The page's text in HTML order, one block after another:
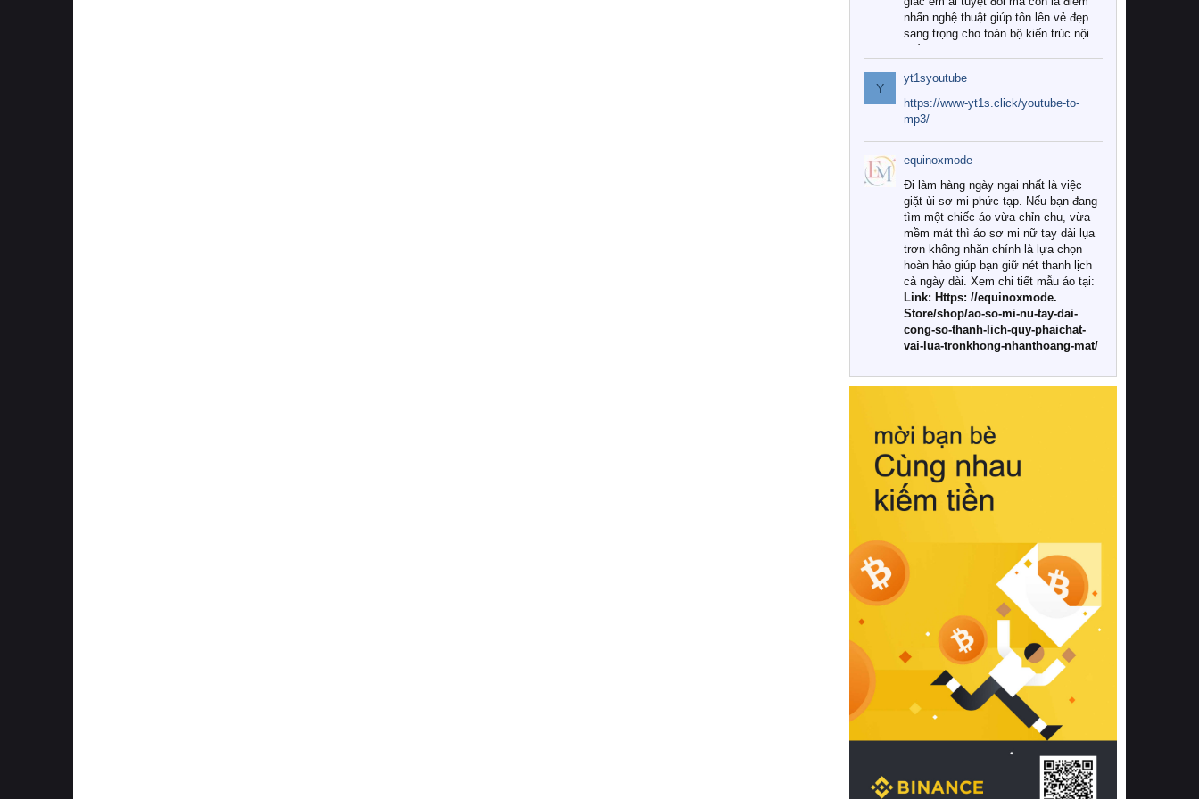
nhấn nghệ thuật giúp tôn lên vẻ đẹp
sang trọng cho toàn bộ kiến trúc nội
Tuy nhiên, giữa thị trường đa dạng
với vô vàn thương hiệu và mẫu mã
như hiện nay, làm thế nào để chọn
được những bộ chăn ga gối đệm cao
cấp thực sự chất lượng, phù hợp với
khí hậu và nhu cầu sử dụng của gia
đình? Hãy cùng chúng tôi đi tìm lời
giải đáp chi tiết qua bài viết dưới đây.
1. Tại sao các gia đình hiện đại lại ưa
chuộng chăn ga gối đệm cao cấp?
Khác với các dòng sản phẩm thông
thường, những bộ chăn ga gối đệm
cao cấp trải qua quy trình sản xuất
nghiêm ngặt từ khâu chọn lọc nguyên
liệu tự nhiên đến công nghệ dệt
nhuộm hiện đại không chứa hóa chất
này, bạn sẽ cảm nhận rõ rệt sự khác
hồi chuẩn xác của phần đệm nâng đỡ
cột sống.
Bên cạnh đó, việc lựa chọn các dòng
sản phẩm đạt chuẩn chất lượng quốc
tế còn giúp ngăn ngừa tình trạng kích
khuẩn và nấm mốc trong điều kiện
thời tiết nóng ẩm. Bạn có thể tìm hiểu
thêm các nghiên cứu khoa học về tác
động của giấc ngủ và môi trường
phòng ngủ đối với sức khỏe con
người tại Sleep Foundation (External
Link) để có cái nhìn toàn diện hơn.
2. Các tiêu chí vàng khi lựa chọn
chăn ga gối đệm cao cấp cho phòng
ngủ
Để sở hữu một bộ chăn ga gối đệm
cao cấp hoàn hảo cả về thẩm mỹ lẫn
công năng, người tiêu dùng cần cân
nhắc kỹ lưỡng các tiêu chí quan trọng
Y
yt1syoutube
https://www-yt1s.click/youtube-to-
mp3/
equinoxmode
Đi làm hàng ngày ngại nhất là việc
giặt ủi sơ mi phức tạp. Nếu bạn đang
tìm một chiếc áo vừa chỉn chu, vừa
mềm mát thì áo sơ mi nữ tay dài lụa
trơn không nhăn chính là lựa chọn
hoàn hảo giúp bạn giữ nét thanh lịch
cả ngày dài. Xem chi tiết mẫu áo tại:
Link: Https: //equinoxmode.
Store/shop/ao-so-mi-nu-tay-dai-
cong-so-thanh-lich-quy-phaichat-
vai-lua-tronkhong-nhanthoang-mat/